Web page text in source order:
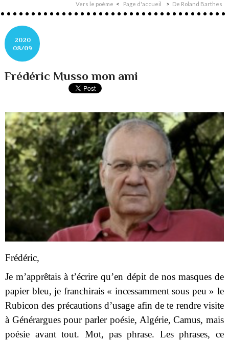
Vers le poème Page d'accueil De Roland Barthes
2020
08/09
Frédéric Musso mon ami
Frédéric,
Je m’apprêtais à t’écrire qu’en dépit de nos masques de
papier bleu, je franchirais « incessamment sous peu » le
Rubicon des précautions d’usage afin de te rendre visite
à Générargues pour parler poésie, Algérie, Camus, mais
poésie avant tout. Mot, pas phrase. Les phrases, ce